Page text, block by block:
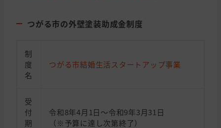
つがる市の外壁塗装助成金制度
制
度
名
つがる市結婚生活スタートアップ事業
受
付
期
令和8年4月1日～令和9年3月31日
（※予算に達し次第終了）